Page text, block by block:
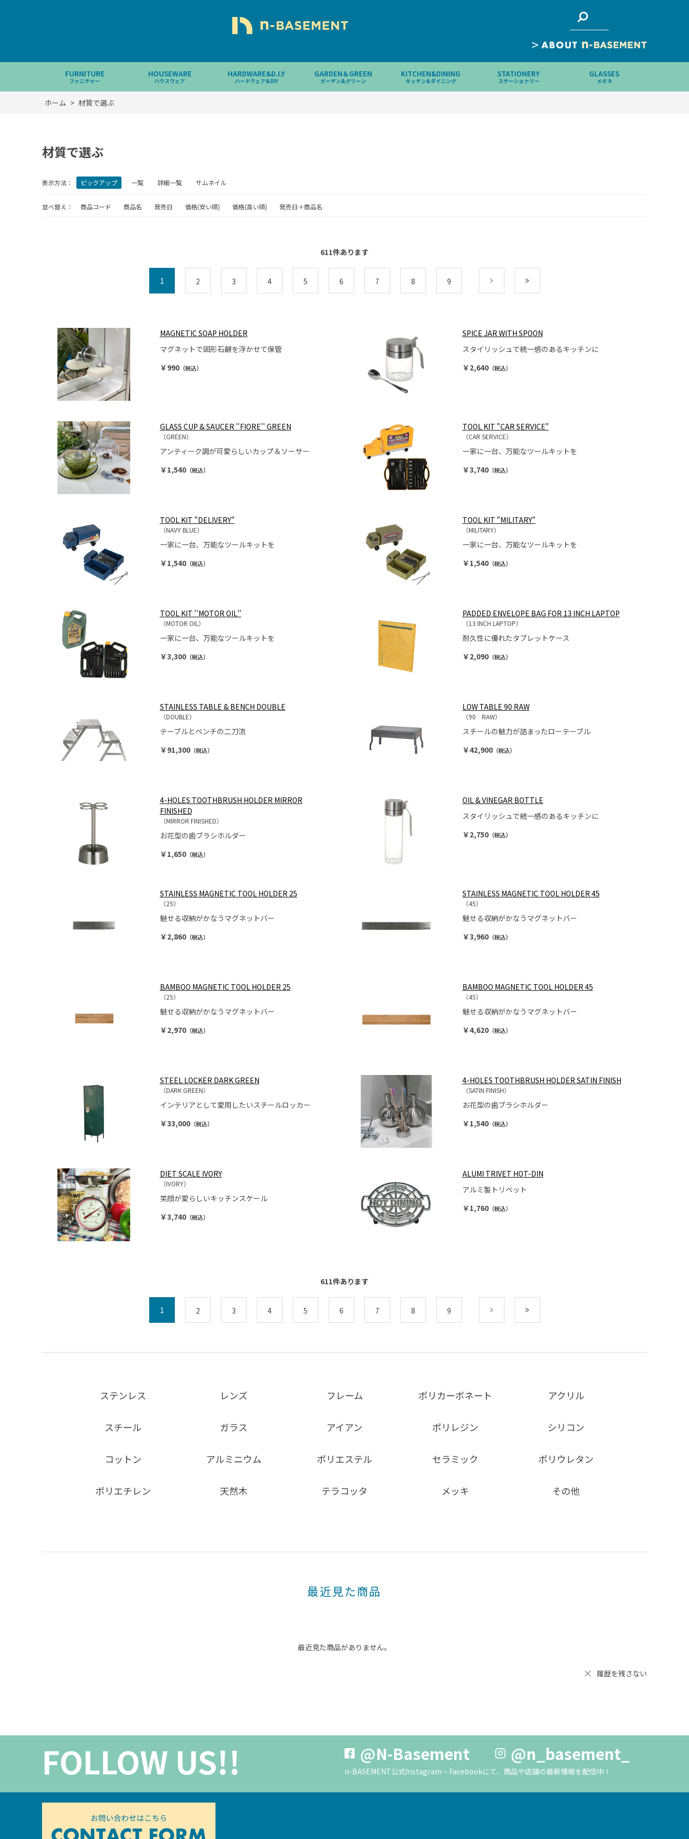
>
FURNITURE
ファニチャー
HOUSEWARE
ハウスウェア
HARDWARE&D.I.Y
ハードウェア&DIY
GARDEN＆GREEN
ガーデン&グリーン
KITCHEN&DINING
キッチン&ダイニング
STATIONERY
ステーショナリー
GLASSES
メガネ
ホーム > 材質で選ぶ
材質で選ぶ
表示方法： ピックアップ 一覧 詳細一覧 サムネイル
並べ替え： 商品コード 商品名 発売日 価格(安い順) 価格(高い順) 発売日＋商品名
611件あります
1 2 3 4 5 6 7 8 9
MAGNETIC SOAP HOLDER
マグネットで固形石鹸を浮かせて保管
￥990（税込）
SPICE JAR WITH SPOON
スタイリッシュで統一感のあるキッチンに
￥2,640（税込）
GLASS CUP & SAUCER ''FIORE'' GREEN
（GREEN）
アンティーク調が可愛らしいカップ＆ソーサー
￥1,540（税込）
TOOL KIT "CAR SERVICE"
（CAR SERVICE）
一家に一台、万能なツールキットを
￥3,740（税込）
TOOL KIT "DELIVERY"
（NAVY BLUE）
一家に一台、万能なツールキットを
￥1,540（税込）
TOOL KIT "MILITARY"
（MILITARY）
一家に一台、万能なツールキットを
￥1,540（税込）
TOOL KIT ''MOTOR OIL''
（MOTOR OIL）
一家に一台、万能なツールキットを
￥3,300（税込）
PADDED ENVELOPE BAG FOR 13 INCH LAPTOP
（13 INCH LAPTOP）
耐久性に優れたタブレットケース
￥2,090（税込）
STAINLESS TABLE & BENCH DOUBLE
（DOUBLE）
テーブルとベンチの二刀流
￥91,300（税込）
LOW TABLE 90 RAW
（90 RAW）
スチールの魅力が詰まったローテーブル
￥42,900（税込）
4-HOLES TOOTHBRUSH HOLDER MIRROR
FINISHED
（MIRROR FINISHED）
お花型の歯ブラシホルダー
￥1,650（税込）
OIL & VINEGAR BOTTLE
スタイリッシュで統一感のあるキッチンに
￥2,750（税込）
STAINLESS MAGNETIC TOOL HOLDER 25
（25）
魅せる収納がかなうマグネットバー
￥2,860（税込）
STAINLESS MAGNETIC TOOL HOLDER 45
（45）
魅せる収納がかなうマグネットバー
￥3,960（税込）
BAMBOO MAGNETIC TOOL HOLDER 25
（25）
魅せる収納がかなうマグネットバー
￥2,970（税込）
BAMBOO MAGNETIC TOOL HOLDER 45
（45）
魅せる収納がかなうマグネットバー
￥4,620（税込）
STEEL LOCKER DARK GREEN
（DARK GREEN）
インテリアとして愛用したいスチールロッカー
￥33,000（税込）
4-HOLES TOOTHBRUSH HOLDER SATIN FINISH
（SATIN FINISH）
お花型の歯ブラシホルダー
￥1,540（税込）
DIET SCALE IVORY
（IVORY）
笑顔が愛らしいキッチンスケール
￥3,740（税込）
ALUMI TRIVET HOT-DIN
アルミ製トリベット
￥1,760（税込）
611件あります
1 2 3 4 5 6 7 8 9
ステンレス レンズ フレーム ポリカーボネート アクリル
スチール ガラス アイアン ポリレジン シリコン
コットン アルミニウム ポリエステル セラミック ポリウレタン
ポリエチレン 天然木 テラコッタ メッキ その他
最近見た商品
最近見た商品がありません。
履歴を残さない
FOLLOW US!! @N-Basement @n_basement_
n-BASEMENT公式Instagram・Facebookにて、商品や店舗の最新情報を配信中！